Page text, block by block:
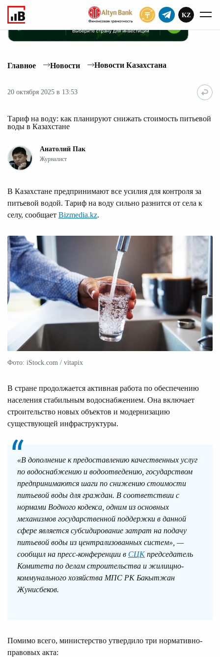
KZ
Главное Новости Новости Казахстана
20 октября 2025 в 13:53
Тариф на воду: как планируют снижать стоимость питьевой
воды в Казахстане
Анатолий Пак
Журналист
В Казахстане предпринимают все усилия для контроля за
питьевой водой. Тариф на воду сильно разнится от села к
селу, сообщает Bizmedia.kz.
Фото: iStock.com / vitapix
В стране продолжается активная работа по обеспечению
населения стабильным водоснабжением. Она включает
строительство новых объектов и модернизацию
существующей инфраструктуры.
«В дополнение к предоставлению качественных услуг
по водоснабжению и водоотведению, государством
предпринимаются шаги по снижению стоимости
питьевой воды для граждан. В соответствии с
нормами Водного кодекса, одним из основных
механизмов государственной поддержки в данной
сфере является субсидирование затрат на подачу
питьевой воды из централизованных систем», —
сообщил на пресс-конференции в СЦКпредседатель
Комитета по делам строительства и жилищно-
коммунального хозяйства МПС РК Бакытжан
Жунисбеков.
Помимо всего, министерство утвердило три нормативно-
правовых акта: